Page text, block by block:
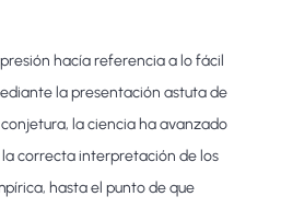
hacía referencia a lo fácil
la presentación astuta de
la ciencia ha avanzado
correcta interpretación de los
hasta el punto de que